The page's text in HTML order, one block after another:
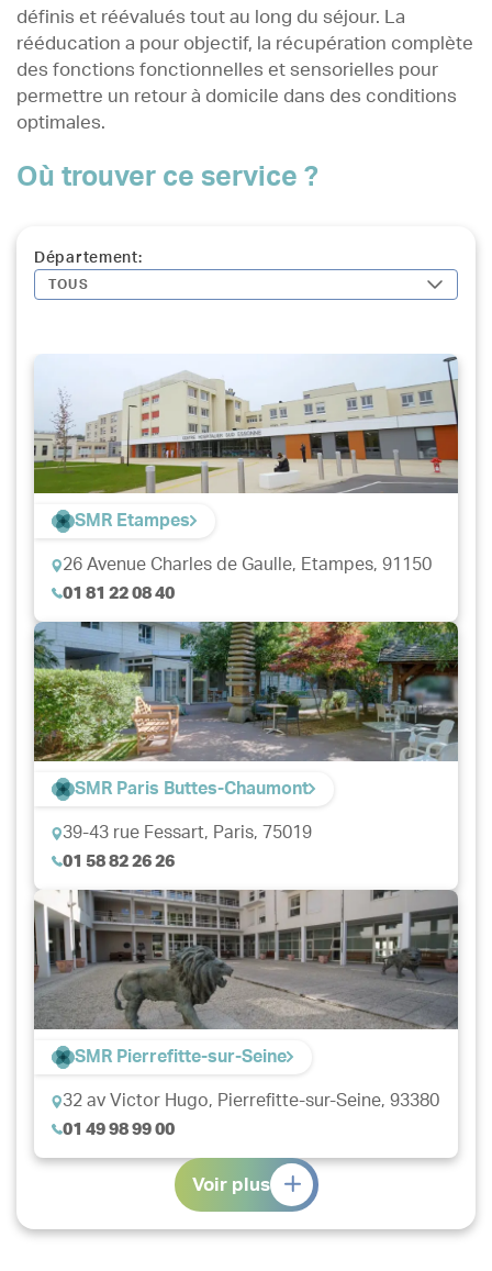
définis et réévalués tout au long du séjour. La
rééducation a pour objectif, la récupération complète
des fonctions fonctionnelles et sensorielles pour
permettre un retour à domicile dans des conditions
optimales.
Où trouver ce service ?
Département:
TOUS
SMR Etampes
26 Avenue Charles de Gaulle, Etampes, 91150
01 81 22 08 40
SMR Paris Buttes-Chaumont
39-43 rue Fessart, Paris, 75019
01 58 82 26 26
SMR Pierrefitte-sur-Seine
32 av Victor Hugo, Pierrefitte-sur-Seine, 93380
01 49 98 99 00
Voir plus